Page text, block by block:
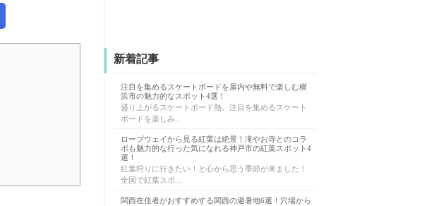
新着記事
注目を集めるスケートボードを屋内や無料で楽しむ横
浜市の魅力的なスポット4選！
盛り上がるスケートボード熱。注目を集めるスケート
ボードを楽しみ...
ロープウェイから見る紅葉は絶景！滝やお寺とのコラ
ボも魅力的な行った気になれる神戸市の紅葉スポット4
選！
紅葉狩りに行きたい！と心から思う季節が来ました！
全国で紅葉スポ...
関西在住者がおすすめする関西の避暑地6選！穴場から